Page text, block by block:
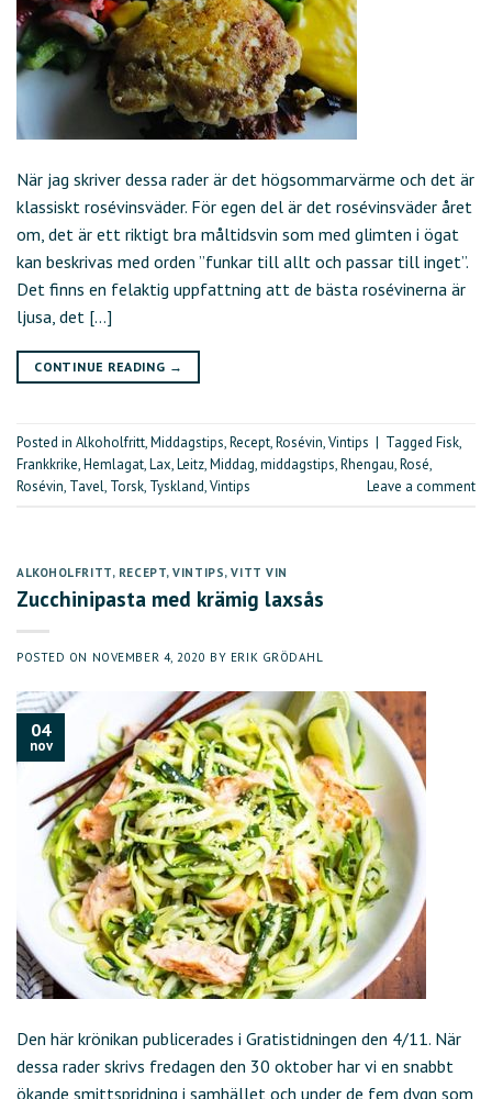
När jag skriver dessa rader är det högsommarvärme och det är
klassiskt rosévinsväder. För egen del är det rosévinsväder året
om, det är ett riktigt bra måltidsvin som med glimten i ögat
kan beskrivas med orden ”funkar till allt och passar till inget”.
Det finns en felaktig uppfattning att de bästa rosévinerna är
ljusa, det […]
CONTINUE READING →
Posted in Alkoholfritt,Middagstips,Recept,Rosévin,Vintips | Tagged Fisk,
Frankkrike,Hemlagat,Lax,Leitz,Middag,middagstips,Rhengau,Rosé,
Rosévin, Tavel, Torsk, Tyskland,Vintips Leave a comment
ALKOHOLFRITT, RECEPT,VINTIPS,VITT VIN
Zucchinipasta med krämig laxsås
POSTED ON NOVEMBER 4, 2020 BY ERIK GRÖDAHL
04
nov
Den här krönikan publicerades i Gratistidningen den 4/11. När
dessa rader skrivs fredagen den 30 oktober har vi en snabbt
ökande smittspridning i samhället och under de fem dygn som